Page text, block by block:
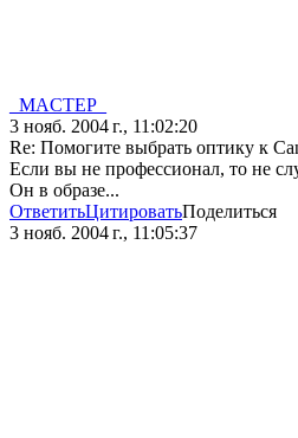
_MACTEP_
3 нояб. 2004 г., 11:02:20
Re: Помогите выбрать оптику к
Если вы не профессионал, то не
Он в образе...
ОтветитьЦитироватьПоделиться
3 нояб. 2004 г., 11:05:37